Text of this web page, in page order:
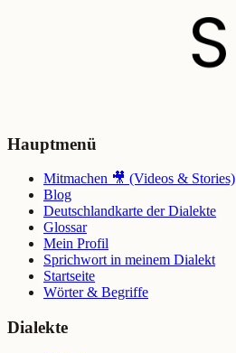
Hauptmenü
Mitmachen 🎥 (Videos & Stories)
Blog
Deutschlandkarte der Dialekte
Glossar
Mein Profil
Sprichwort in meinem Dialekt
Startseite
Wörter & Begriffe
Dialekte